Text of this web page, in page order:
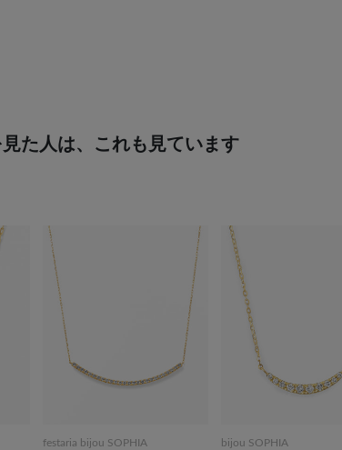
た人は、これも見ています
festaria bijou SOPHIA bijou SOPHIA